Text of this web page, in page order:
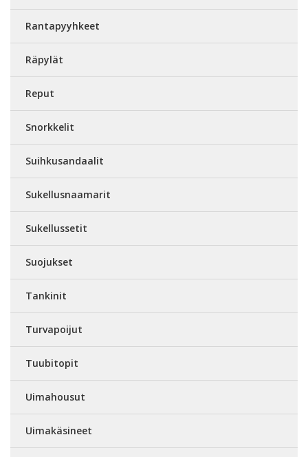
Rantapyyhkeet
Räpylät
Reput
Snorkkelit
Suihkusandaalit
Sukellusnaamarit
Sukellussetit
Suojukset
Tankinit
Turvapoijut
Tuubitopit
Uimahousut
Uimakäsineet